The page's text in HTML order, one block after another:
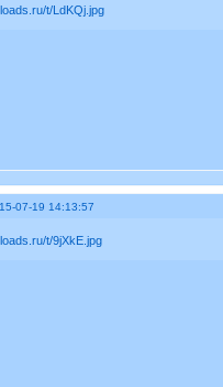
07-19 14:13:57